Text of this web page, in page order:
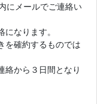
にメールでご連絡い
なります。
を確約するものでは
絡から３日間となり